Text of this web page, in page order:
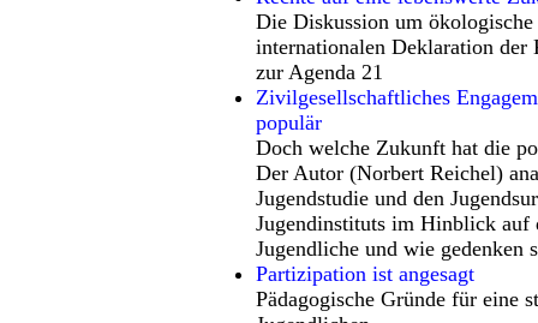
Die Diskussion um
internationalen Deklaration der
zur Agenda 21
Zivilgesellschaftliches
populär
Doch welche Zukunft hat die
Der Autor (Norbert Reichel)
Jugendstudie und den
Jugendinstituts im Hinblick auf
Jugendliche und wie gedenken
Partizipation ist angesagt
Pädagogische Gründe für eine